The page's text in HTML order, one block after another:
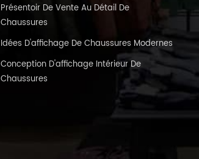
Présentoir De Vente Au Détail De
Chaussures
Idées D'affichage De Chaussures Modernes
Conception D'affichage Intérieur De
Chaussures